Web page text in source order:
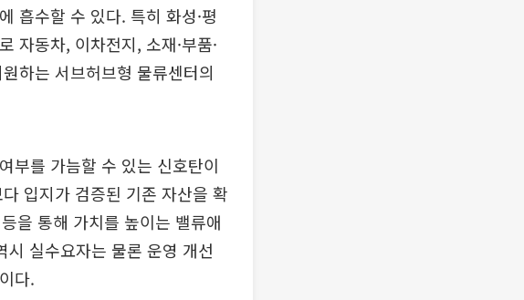
흡수할 수 있다. 특히 화성·평
자동차, 이차전지, 소재·부품·
하는 서브허브형 물류센터의
부를 가늠할 수 있는 신호탄이
입지가 검증된 기존 자산을 확
을 통해 가치를 높이는 밸류애
실수요자는 물론 운영 개선
다.